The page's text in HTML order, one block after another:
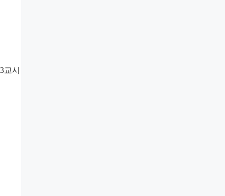
시